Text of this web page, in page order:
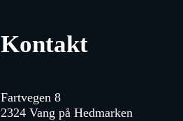
Kontakt
Fartvegen 8
2324 Vang på Hedmarken